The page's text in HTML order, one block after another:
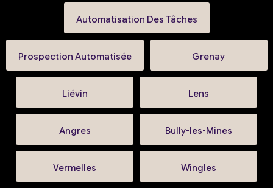
Automatisation Des Tâches
Prospection Automatisée Grenay
Liévin Lens
Angres Bully-les-Mines
Vermelles Wingles